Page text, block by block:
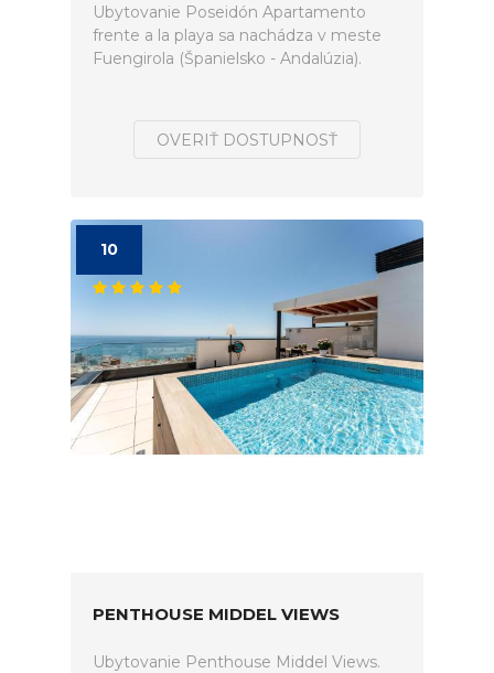
Ubytovanie Poseidón Apartamento
frente a la playa sa nachádza v meste
Fuengirola (Španielsko - Andalúzia).
OVERIŤ DOSTUPNOSŤ
10
PENTHOUSE MIDDEL VIEWS
Ubytovanie Penthouse Middel Views.